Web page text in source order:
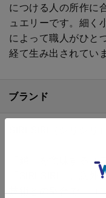
につける人の所作に
ュエリーです。細く
によって職人がひと
経て生み出されてい
ブランド
「鎖」を意味するス
「SIRI SIRI」。意外
技術との融合で、コ